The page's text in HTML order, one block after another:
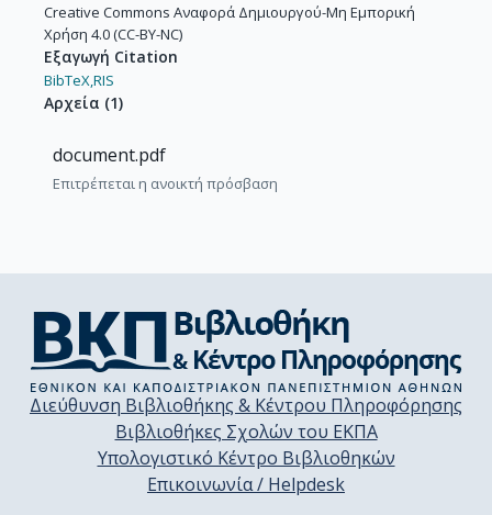
Creative Commons Αναφορά Δημιουργού-Μη Εμπορική
Χρήση 4.0 (CC-BY-NC)
Εξαγωγή Citation
BibTeX,RIS
Αρχεία (1)
document.pdf
Επιτρέπεται η ανοικτή πρόσβαση
Διεύθυνση Βιβλιοθήκης & Κέντρου Πληροφόρησης
Βιβλιοθήκες Σχολών του ΕΚΠΑ
Υπολογιστικό Κέντρο Βιβλιοθηκών
Επικοινωνία / Helpdesk